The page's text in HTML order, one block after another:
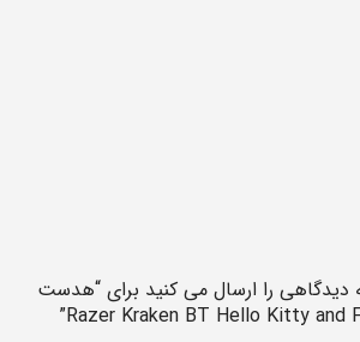
دیدگاهی را ارسال می کنید برای “هدست